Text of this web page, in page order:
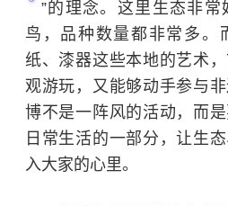
”的理念。这里生态非常
鸟，品种数量都非常多。
纸、漆器这些本地的艺术
观游玩，又能够动手参与
博不是一阵风的活动，而
日常生活的一部分，让生
入大家的心里。